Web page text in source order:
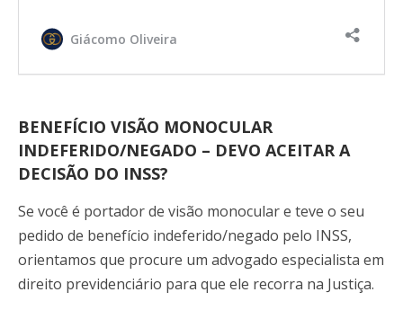
Giácomo Oliveira
BENEFÍCIO VISÃO MONOCULAR
INDEFERIDO/NEGADO – DEVO ACEITAR A
DECISÃO DO INSS?
Se você é portador de visão monocular e teve o seu
pedido de benefício indeferido/negado pelo INSS,
orientamos que procure um advogado especialista em
direito previdenciário para que ele recorra na Justiça.